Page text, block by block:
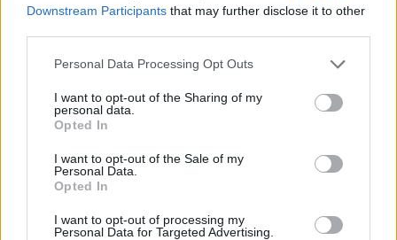
Downstream Participants that may further disclose it to other
Please note that this website/app uses one or more Google
not limited to your visit or usage behaviour. You may click to
grant or deny consent to Google and its third-party tags to
use your data for below specified purposes in below Google
consent section.
Personal Data Processing Opt Outs
I want to opt-out of the Sharing of my
personal data.
Opted In
I want to opt-out of the Sale of my
Personal Data.
Opted In
I want to opt-out of processing my
Personal Data for Targeted Advertising.